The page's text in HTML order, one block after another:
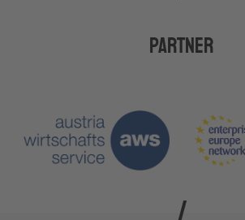
Partner